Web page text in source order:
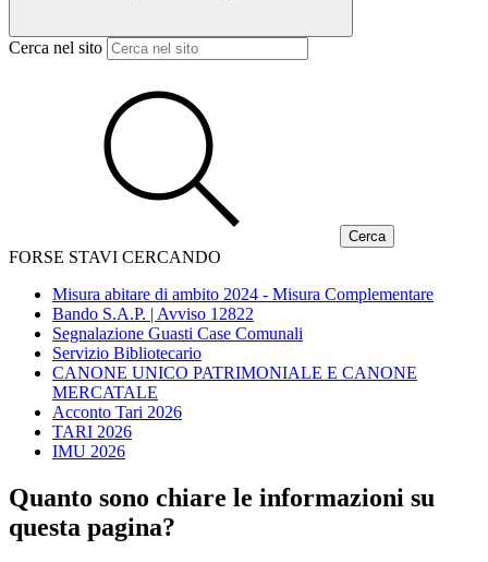
Cerca nel sito
FORSE STAVI CERCANDO
Misura abitare di ambito 2024 - Misura Complementare
Bando S.A.P. | Avviso 12822
Segnalazione Guasti Case Comunali
Servizio Bibliotecario
CANONE UNICO PATRIMONIALE E CANONE
MERCATALE
Acconto Tari 2026
TARI 2026
IMU 2026
Quanto sono chiare le informazioni su
questa pagina?